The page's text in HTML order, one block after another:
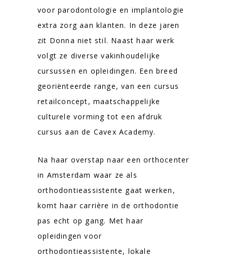
voor parodontologie en implantologie
extra zorg aan klanten. In deze jaren
zit Donna niet stil. Naast haar werk
volgt ze diverse vakinhoudelijke
cursussen en opleidingen. Een breed
georiënteerde range, van een cursus
retailconcept, maatschappelijke
culturele vorming tot een afdruk
cursus aan de Cavex Academy.
Na haar overstap naar een orthocenter
in Amsterdam waar ze als
orthodontieassistente gaat werken,
komt haar carrière in de orthodontie
pas echt op gang. Met haar
opleidingen voor
orthodontieassistente, lokale